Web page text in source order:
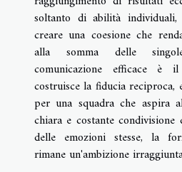
soltanto di abilità
creare una coesione che
alla somma delle
comunicazione efficace
costruisce la fiducia reciproca,
per una squadra che aspira
chiara e costante
delle emozioni stesse, la
rimane un'ambizione